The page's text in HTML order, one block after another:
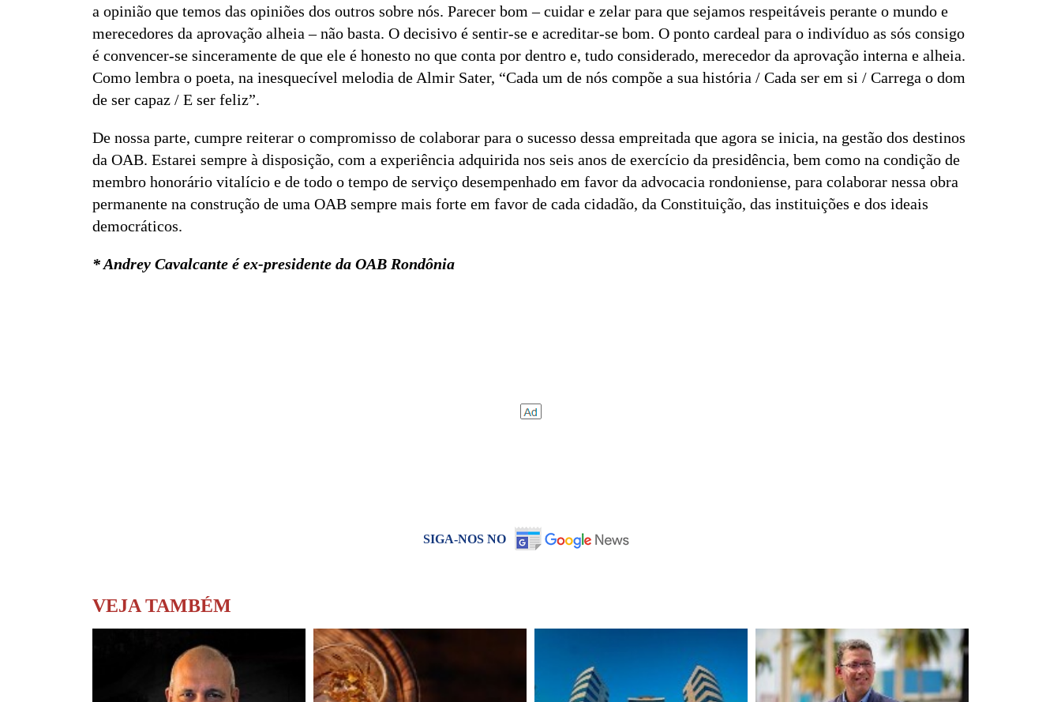
a opinião que temos das opiniões dos outros sobre nós. Parecer bom – cuidar e zelar para que sejamos respeitáveis perante o mundo e
merecedores da aprovação alheia – não basta. O decisivo é sentir-se e acreditar-se bom. O ponto cardeal para o indivíduo as sós consigo
é convencer-se sinceramente de que ele é honesto no que conta por dentro e, tudo considerado, merecedor da aprovação interna e alheia.
Como lembra o poeta, na inesquecível melodia de Almir Sater, “Cada um de nós compõe a sua história / Cada ser em si / Carrega o dom
de ser capaz / E ser feliz”.
De nossa parte, cumpre reiterar o compromisso de colaborar para o sucesso dessa empreitada que agora se inicia, na gestão dos destinos
da OAB. Estarei sempre à disposição, com a experiência adquirida nos seis anos de exercício da presidência, bem como na condição de
membro honorário vitalício e de todo o tempo de serviço desempenhado em favor da advocacia rondoniense, para colaborar nessa obra
permanente na construção de uma OAB sempre mais forte em favor de cada cidadão, da Constituição, das instituições e dos ideais
democráticos.
* Andrey Cavalcante é ex-presidente da OAB Rondônia
SIGA-NOS NO
VEJA TAMBÉM